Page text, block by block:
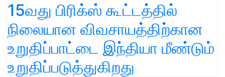
15வது பிரிக்ஸ் கூட்டத்தில்
நிலையான விவசாயத்திற்கான
உறுதிப்பாட்டை இந்தியா மீண்டும்
உறுதிப்படுத்துகிறது